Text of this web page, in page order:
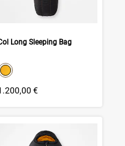
Long Sleeping Bag
swatch
Select color
€